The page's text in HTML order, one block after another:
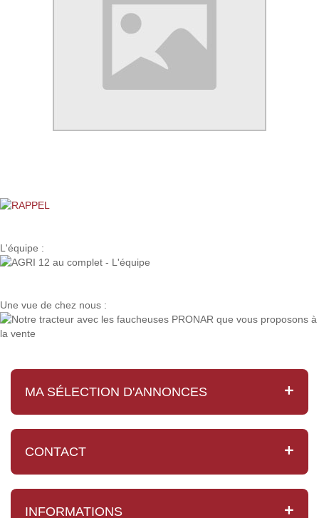
L'équipe :
Une vue de chez nous :
MA SÉLECTION D'ANNONCES
CONTACT
INFORMATIONS